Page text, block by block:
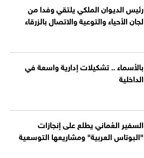
رئيس الديوان الملكي يلتقي وفدا من
لجان الأحياء والتوعية والاتصال بالزرقاء
بالأسماء .. تشكيلات إدارية واسعة في
الداخلية
السفير العُماني يطلع على إنجازات
"البوتاس العربية" ومشاريعها التوسعية